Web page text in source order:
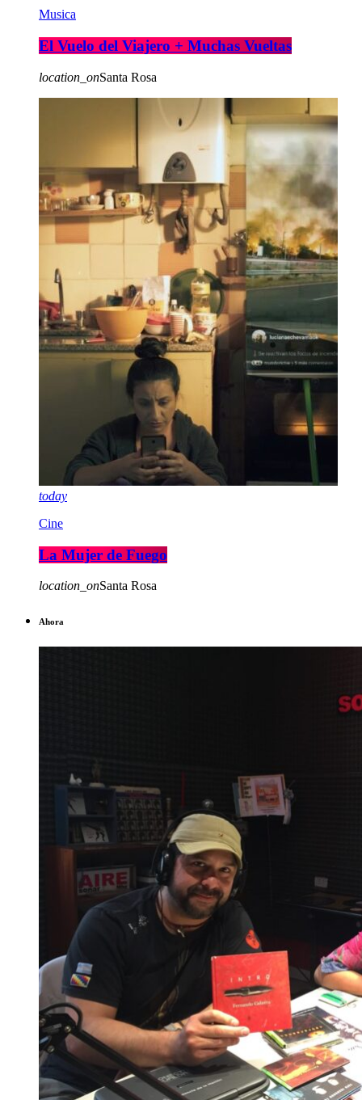
Musica
El Vuelo del Viajero + Muchas Vueltas
location_onSanta Rosa
today
Cine
La Mujer de Fuego
location_onSanta Rosa
Ahora